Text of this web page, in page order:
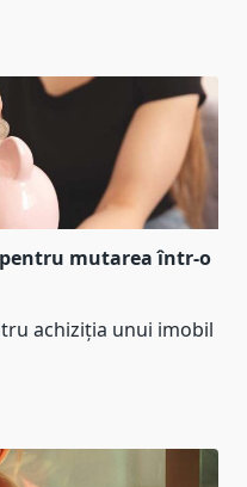
mutarea într-o
achiziția unui imobil